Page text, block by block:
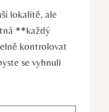
lokalitě, ale
**každý
kontrolovat
se vyhnuli